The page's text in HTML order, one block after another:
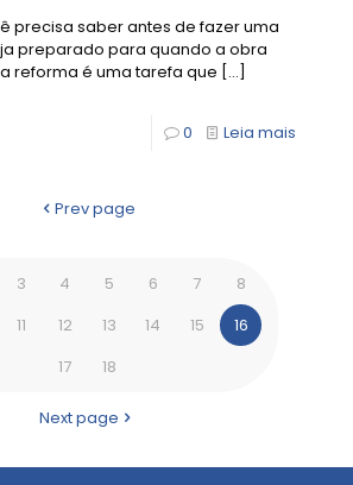
precisa saber antes de fazer uma
preparado para quando a obra
reforma é uma tarefa que […]
0 Leia mais
Prev page
3 4 5 6 7
8
11 12 13 14 15
16
17
18
Next page